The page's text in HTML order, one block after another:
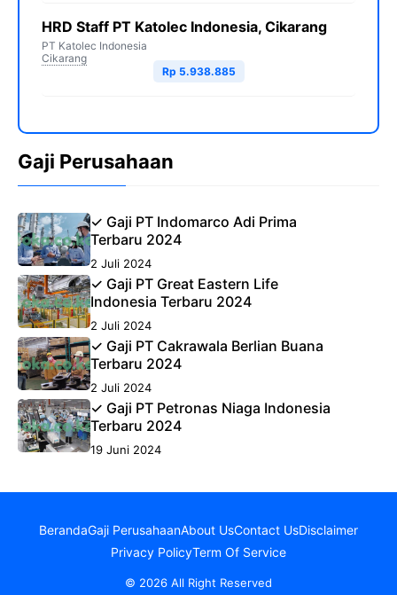
HRD Staff PT Katolec Indonesia, Cikarang
PT Katolec Indonesia
Cikarang
Rp 5.938.885
Gaji Perusahaan
✓ Gaji PT Indomarco Adi Prima
Terbaru 2024
2 Juli 2024
✓ Gaji PT Great Eastern Life
Indonesia Terbaru 2024
2 Juli 2024
✓ Gaji PT Cakrawala Berlian Buana
Terbaru 2024
2 Juli 2024
✓ Gaji PT Petronas Niaga Indonesia
Terbaru 2024
19 Juni 2024
BerandaGaji PerusahaanAbout UsContact UsDisclaimer
Privacy PolicyTerm Of Service
© 2026 All Right Reserved